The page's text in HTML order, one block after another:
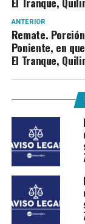
ANTERIOR
Remate.
Poniente, en
El Tranque,